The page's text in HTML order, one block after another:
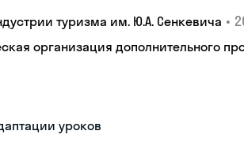
туризма им. Ю.А. Сенкевича •
организация дополнительного
уроков